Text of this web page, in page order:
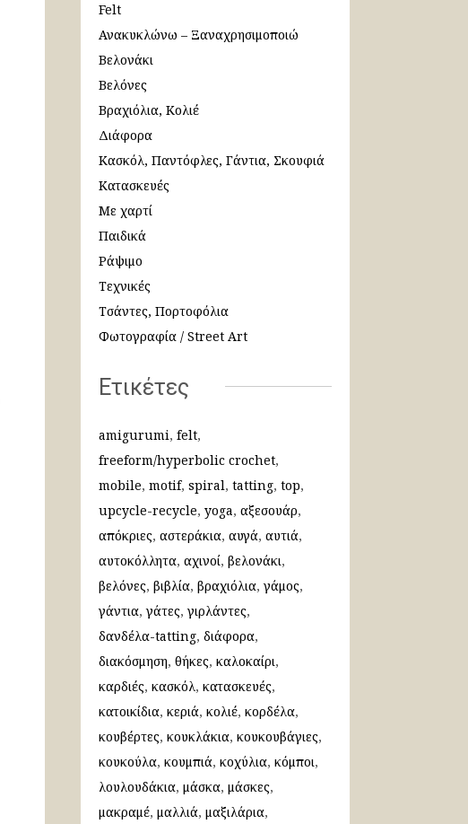
Felt
Ανακυκλώνω – Ξαναχρησιμοποιώ
Βελονάκι
Βελόνες
Βραχιόλια, Κολιέ
Διάφορα
Κασκόλ, Παντόφλες, Γάντια, Σκουφιά
Κατασκευές
Με χαρτί
Παιδικά
Ράψιμο
Τεχνικές
Τσάντες, Πορτοφόλια
Φωτογραφία / Street Art
Ετικέτες
amigurumi felt
freeform/hyperbolic crochet
mobile motif spiral tatting top
upcycle-recycle yoga αξεσουάρ
απόκριες αστεράκια αυγά αυτιά
αυτοκόλλητα αχινοί βελονάκι
βελόνες βιβλία βραχιόλια γάμος
γάντια γάτες γιρλάντες
δανδέλα-tatting διάφορα
διακόσμηση θήκες καλοκαίρι
καρδιές κασκόλ κατασκευές
κατοικίδια κεριά κολιέ κορδέλα
κουβέρτες κουκλάκια κουκουβάγιες
κουκούλα κουμπιά κοχύλια κόμποι
λουλουδάκια μάσκα μάσκες
μακραμέ μαλλιά μαξιλάρια